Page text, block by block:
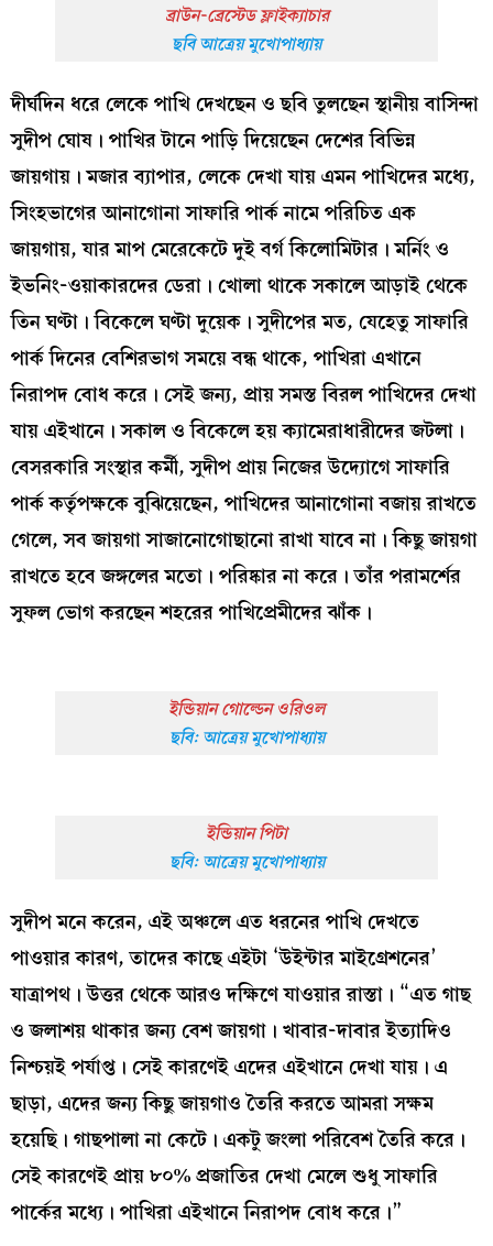
ব্রাউন-ব্রেস্টেড ফ্লাইক্যাচার
ছবি আত্রেয় মুখোপাধ্যায়
দীর্ঘদিন ধরে লেকে পাখি দেখছেন ও ছবি তুলছেন স্থানীয় বাসিন্দা
সুদীপ ঘোষ। পাখির টানে পাড়ি দিয়েছেন দেশের বিভিন্ন
জায়গায়। মজার ব্যাপার, লেকে দেখা যায় এমন পাখিদের মধ্যে,
সিংহভাগের আনাগোনা সাফারি পার্ক নামে পরিচিত এক
জায়গায়, যার মাপ মেরেকেটে দুই বর্গ কিলোমিটার। মর্নিং ও
ইভনিং-ওয়াকারদের ডেরা। খোলা থাকে সকালে আড়াই থেকে
তিন ঘণ্টা। বিকেলে ঘণ্টা দুয়েক। সুদীপের মত, যেহেতু সাফারি
পার্ক দিনের বেশিরভাগ সময়ে বন্ধ থাকে, পাখিরা এখানে
নিরাপদ বোধ করে। সেই জন্য, প্রায় সমস্ত বিরল পাখিদের দেখা
যায় এইখানে। সকাল ও বিকেলে হয় ক্যামেরাধারীদের জটলা।
বেসরকারি সংস্থার কর্মী, সুদীপ প্রায় নিজের উদ্যোগে সাফারি
পার্ক কর্তৃপক্ষকে বুঝিয়েছেন, পাখিদের আনাগোনা বজায় রাখতে
গেলে, সব জায়গা সাজানোগোছানো রাখা যাবে না। কিছু জায়গা
রাখতে হবে জঙ্গলের মতো। পরিষ্কার না করে। তাঁর পরামর্শের
সুফল ভোগ করছেন শহরের পাখিপ্রেমীদের ঝাঁক।
ইন্ডিয়ান গোল্ডেন ওরিওল
ছবি: আত্রেয় মুখোপাধ্যায়
ইন্ডিয়ান পিটা
ছবি: আত্রেয় মুখোপাধ্যায়
সুদীপ মনে করেন, এই অঞ্চলে এত ধরনের পাখি দেখতে
পাওয়ার কারণ, তাদের কাছে এইটা ‘উইন্টার মাইগ্রেশনের’
যাত্রাপথ। উত্তর থেকে আরও দক্ষিণে যাওয়ার রাস্তা। “এত গাছ
ও জলাশয় থাকার জন্য বেশ জায়গা। খাবার-দাবার ইত্যাদিও
নিশ্চয়ই পর্যাপ্ত। সেই কারণেই এদের এইখানে দেখা যায়। এ
ছাড়া, এদের জন্য কিছু জায়গাও তৈরি করতে আমরা সক্ষম
হয়েছি। গাছপালা না কেটে। একটু জংলা পরিবেশ তৈরি করে।
সেই কারণেই প্রায় ৮০% প্রজাতির দেখা মেলে শুধু সাফারি
পার্কের মধ্যে। পাখিরা এইখানে নিরাপদ বোধ করে।”